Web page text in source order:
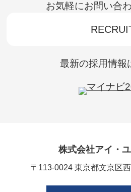
お気軽にお問い合
最新の採用情報
株式会社アイ・
〒113-0024 東京都文京区